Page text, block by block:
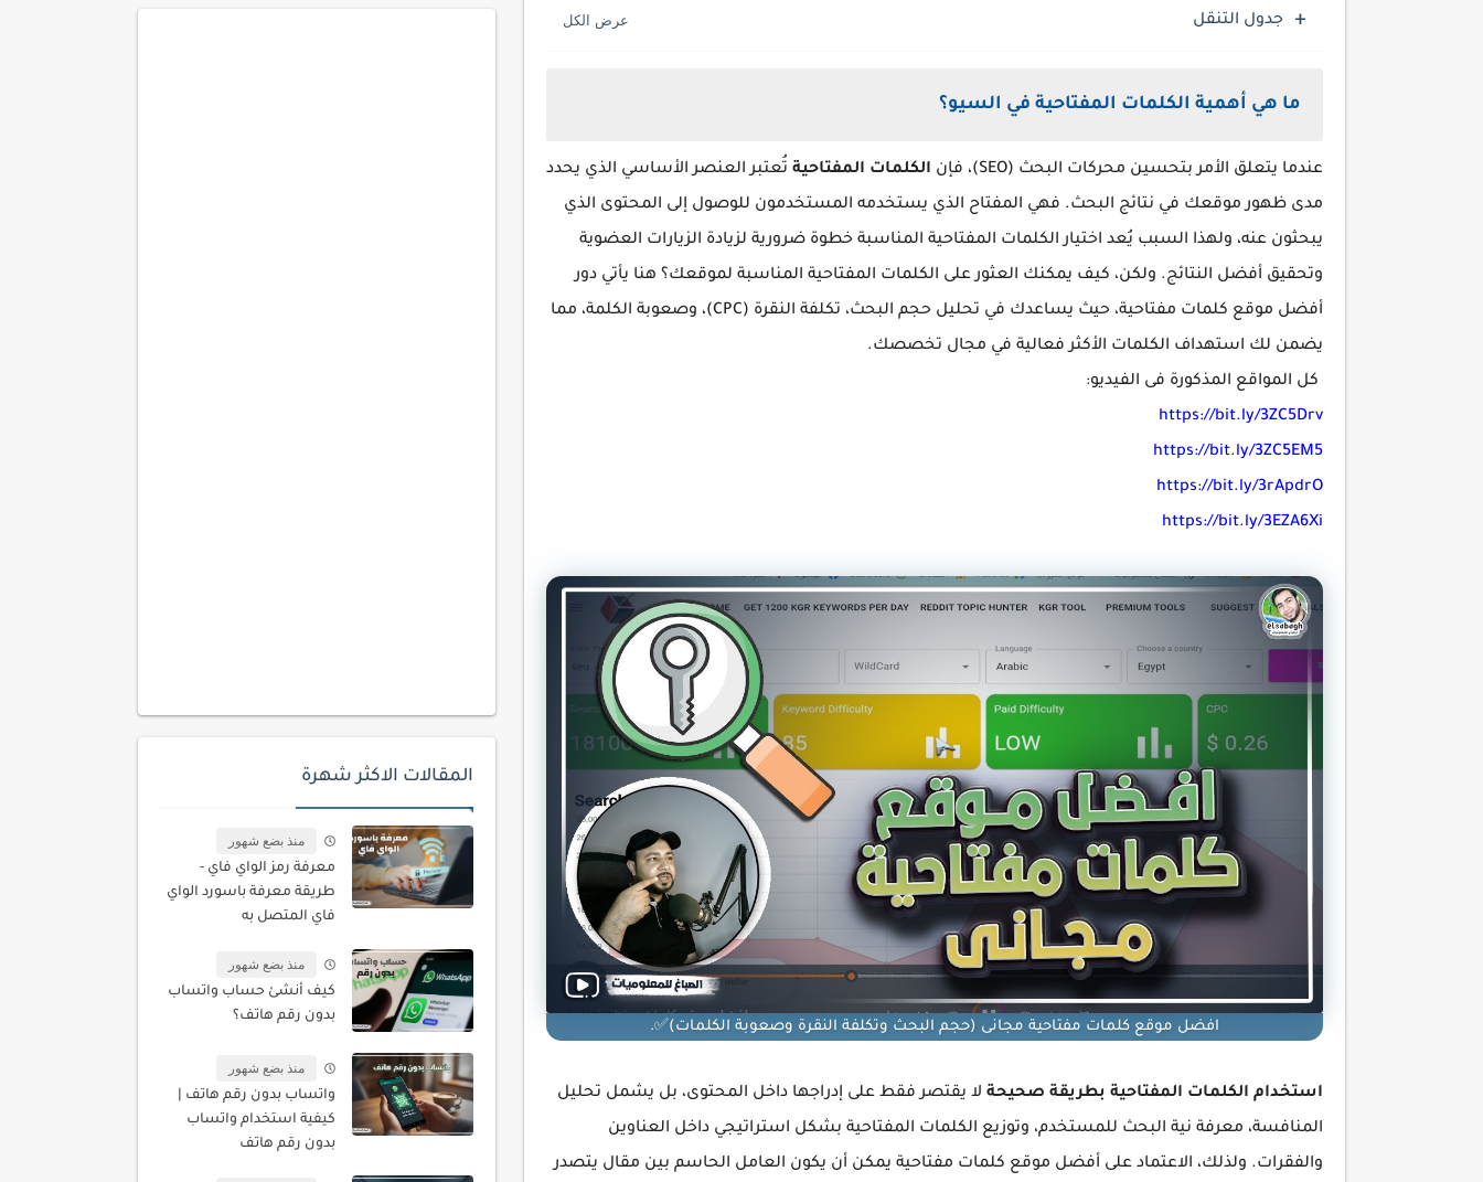
جدول التنقل
ما هي أهمية الكلمات المفتاحية في السيو؟
عندما يتعلق الأمر بتحسين محركات البحث (SEO)، فإن الكلمات المفتاحية تُعتبر العنصر الأساسي الذي يحدد
مدى ظهور موقعك في نتائج البحث. فهي المفتاح الذي يستخدمه المستخدمون للوصول إلى المحتوى الذي
يبحثون عنه، ولهذا السبب يُعد اختيار الكلمات المفتاحية المناسبة خطوة ضرورية لزيادة الزيارات العضوية
وتحقيق أفضل النتائج. ولكن، كيف يمكنك العثور على الكلمات المفتاحية المناسبة لموقعك؟ هنا يأتي دور
أفضل موقع كلمات مفتاحية، حيث يساعدك في تحليل حجم البحث، تكلفة النقرة (CPC)، وصعوبة الكلمة، مما
يضمن لك استهداف الكلمات الأكثر فعالية في مجال تخصصك.
كل المواقع المذكورة فى الفيديو:
https://bit.ly/3ZC5Drv
https://bit.ly/3ZC5EM5
https://bit.ly/3rApdrO
https://bit.ly/3EZA6Xi
افضل موقع كلمات مفتاحية مجانى (حجم البحث وتكلفة النقرة وصعوبة الكلمات)✅.
استخدام الكلمات المفتاحية بطريقة صحيحة لا يقتصر فقط على إدراجها داخل المحتوى، بل يشمل تحليل
المنافسة، معرفة نية البحث للمستخدم، وتوزيع الكلمات المفتاحية بشكل استراتيجي داخل العناوين
والفقرات. ولذلك، الاعتماد على أفضل موقع كلمات مفتاحية يمكن أن يكون العامل الحاسم بين مقال يتصدر
المقالات الاكثر شهرة
منذ بضع شهور
معرفة رمز الواي فاي -
طريقة معرفة باسورد الواي
فاي المتصل به
منذ بضع شهور
كيف أنشئ حساب واتساب
بدون رقم هاتف؟
منذ بضع شهور
واتساب بدون رقم هاتف |
كيفية استخدام واتساب
بدون رقم هاتف